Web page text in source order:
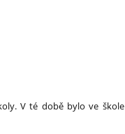
V té době bylo ve škole